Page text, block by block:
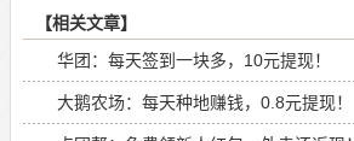
【相关文章】
华团：每天签到一块多，10元提现！
大鹅农场：每天种地赚钱，0.8元提现！